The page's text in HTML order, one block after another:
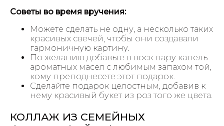
Советы во время вручения:
Можете сделать не одну, а несколько таких
красивых свечей, чтобы они создавали
гармоничную картину.
По желанию добавьте в воск пару капель
ароматных масел с любимым запахом той,
кому преподнесете этот подарок.
Сделайте подарок целостным, добавив к
нему красивый букет из роз того же цвета.
КОЛЛАЖ ИЗ СЕМЕЙНЫХ